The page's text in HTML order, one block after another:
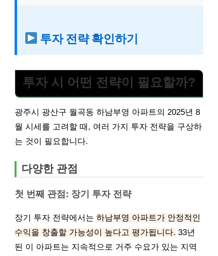
투자 전략 확인하기
투자 시 어떤 전략이 필요할까?
광주시 광산구 월곡동 하남부영 아파트의 2025년 8
월 시세를 고려할 때, 여러 가지 투자 전략을 구상하
는 것이 필요합니다.
다양한 관점
첫 번째 관점: 장기 투자 전략
장기 투자 전략에서는 하남부영 아파트가 안정적인
수익을 창출할 가능성이 높다고 평가됩니다. 33년
된 이 아파트는 지속적으로 거주 수요가 있는 지역